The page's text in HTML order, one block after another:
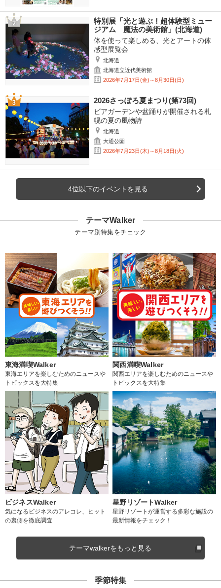
特別展「光と遊ぶ！超体験型ミュー
ジアム 魔法の美術館」(北海道)
体を使って楽しめる、光とアートの体
感型展覧会
北海道
北海道立近代美術館
2026年7月17日(金)～8月30日(日)
2026さっぽろ夏まつり(第73回)
ビアガーデンや盆踊りが開催される札
幌の夏の風物詩
北海道
大通公園
2026年7月23日(木)～8月18日(火)
4位以下のイベントを見る
テーマWalker
テーマ別特集をチェック
東海満喫Walker
東海エリアを楽しむためのニュースや
トピックスを大特集
関西満喫Walker
関西エリアを楽しむためのニュースや
トピックスを大特集
ビジネスWalker
気になるビジネスのアレコレ、ヒット
の裏側を徹底調査
星野リゾートWalker
星野リゾートが運営する多彩な施設の
最新情報をチェック！
テーマwalkerをもっと見る
季節特集